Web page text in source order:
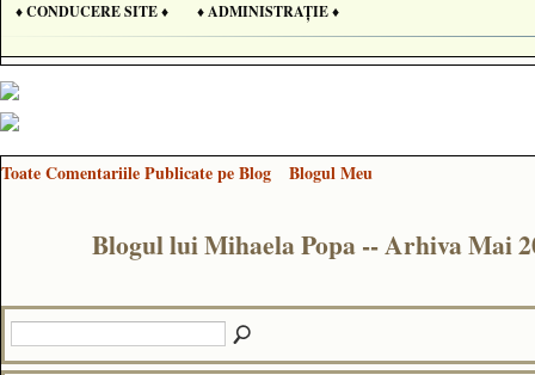
♦ CONDUCERE SITE ♦
♦ ADMINISTRAȚIE ♦
Toate Comentariile Publicate pe Blog Blogul Meu
Blogul lui Mihaela Popa -- Arhiva Mai